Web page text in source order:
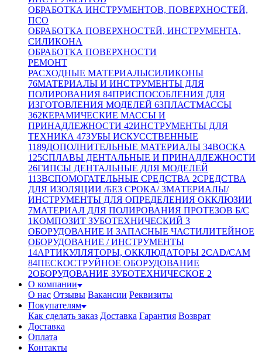
ОБРАБОТКА ИНСТРУМЕНТОВ, ПОВЕРХНОСТЕЙ,
ПСО
ОБРАБОТКА ПОВЕРХНОСТЕЙ, ИНСТРУМЕНТА,
СИЛИКОНА
ОБРАБОТКА ПОВЕРХНОСТИ
РЕМОНТ
РАСХОДНЫЕ МАТЕРИАЛЫСИЛИКОНЫ
76МАТЕРИАЛЫ И ИНСТРУМЕНТЫ ДЛЯ
ПОЛИРОВАНИЯ 84ПРИСПОСОБЛЕНИЯ ДЛЯ
ИЗГОТОВЛЕНИЯ МОДЕЛЕЙ 63ПЛАСТМАССЫ
362КЕРАМИЧЕСКИЕ МАССЫ И
ПРИНАДЛЕЖНОСТИ 42ИНСТРУМЕНТЫ ДЛЯ
ТЕХНИКА 47ЗУБЫ ИСКУССТВЕННЫЕ
1189ДОПОЛНИТЕЛЬНЫЕ МАТЕРИАЛЫ 34ВОСКА
125СПЛАВЫ ДЕНТАЛЬНЫЕ И ПРИНАДЛЕЖНОСТИ
26ГИПСЫ ДЕНТАЛЬНЫЕ ДЛЯ МОДЕЛЕЙ
113ВСПОМОГАТЕЛЬНЫЕ СРЕДСТВА 2СРЕДСТВА
ДЛЯ ИЗОЛЯЦИИ /БЕЗ СРОКА/3МАТЕРИАЛЫ/
ИНСТРУМЕНТЫ ДЛЯ ОПРЕДЕЛЕНИЯ ОККЛЮЗИИ
7МАТЕРИАЛ ДЛЯ ПОЛИРОВАНИЯ ПРОТЕЗОВ Б/С
1КОМПОЗИТ ЗУБОТЕХНИЧЕСКИЙ 3
ОБОРУДОВАНИЕ И ЗАПАСНЫЕ ЧАСТИЛИТЕЙНОЕ
ОБОРУДОВАНИЕ / ИНСТРУМЕНТЫ
14АРТИКУЛЛЯТОРЫ, ОККЛЮДАТОРЫ 2CAD/CAM
84ПЕСКОСТРУЙНОЕ ОБОРУДОВАНИЕ
2ОБОРУДОВАНИЕ ЗУБОТЕХНИЧЕСКОЕ 2
О компании
О нас Отзывы Вакансии Реквизиты
Покупателям
Как сделать заказ Доставка Гарантия Возврат
Доставка
Оплата
Контакты